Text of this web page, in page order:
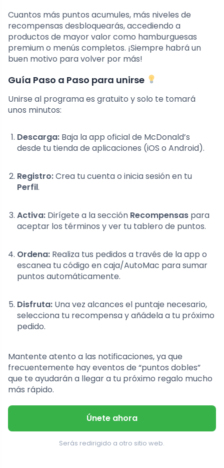
Cuantos más puntos acumules, más niveles de
recompensas desbloquearás, accediendo a
productos de mayor valor como hamburguesas
premium o menús completos. ¡Siempre habrá un
buen motivo para volver por más!
Guía Paso a Paso para unirse
Unirse al programa es gratuito y solo te tomará
unos minutos:
Descarga: Baja la app oficial de McDonald’s
desde tu tienda de aplicaciones (iOS o Android).
Registro:Crea tu cuenta o inicia sesión en tu
Perfil.
Activa: Dirígete a la sección Recompensas para
aceptar los términos y ver tu tablero de puntos.
Ordena: Realiza tus pedidos a través de la app o
escanea tu código en caja/AutoMac para sumar
puntos automáticamente.
Disfruta: Una vez alcances el puntaje necesario,
selecciona tu recompensa y añádela a tu próximo
pedido.
Mantente atento a las notificaciones, ya que
frecuentemente hay eventos de “puntos dobles”
que te ayudarán a llegar a tu próximo regalo mucho
más rápido.
Únete ahora
Serás redirigido a otro sitio web.